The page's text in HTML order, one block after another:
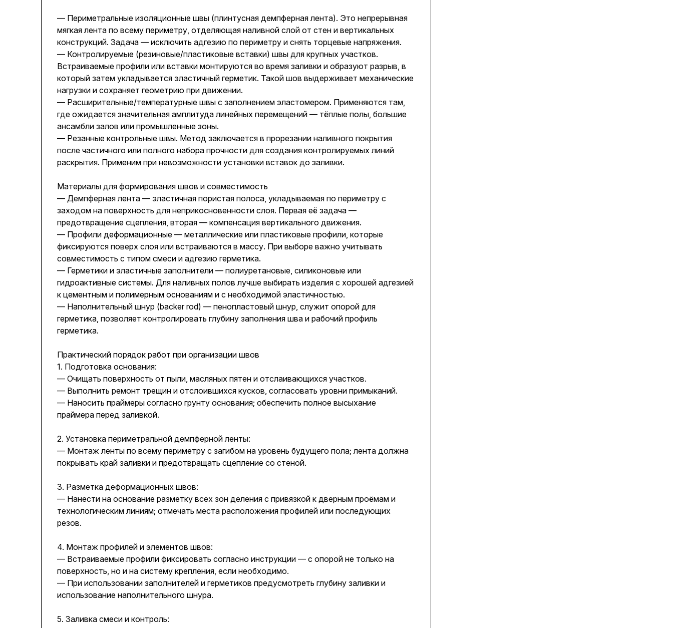
— Периметральные изоляционные швы (плинтусная демпферная лента). Это непрерывная
мягкая лента по всему периметру, отделяющая наливной слой от стен и вертикальных
конструкций. Задача — исключить адгезию по периметру и снять торцевые напряжения.
— Контролируемые (резиновые/пластиковые вставки) швы для крупных участков.
Встраиваемые профили или вставки монтируются во время заливки и образуют разрыв, в
который затем укладывается эластичный герметик. Такой шов выдерживает механические
нагрузки и сохраняет геометрию при движении.
— Расширительные/температурные швы с заполнением эластомером. Применяются там,
где ожидается значительная амплитуда линейных перемещений — тёплые полы, большие
ансамбли залов или промышленные зоны.
— Резанные контрольные швы. Метод заключается в прорезании наливного покрытия
после частичного или полного набора прочности для создания контролируемых линий
раскрытия. Применим при невозможности установки вставок до заливки.
Материалы для формирования швов и совместимость
— Демпферная лента — эластичная пористая полоса, укладываемая по периметру с
заходом на поверхность для неприкосновенности слоя. Первая её задача —
предотвращение сцепления, вторая — компенсация вертикального движения.
— Профили деформационные — металлические или пластиковые профили, которые
фиксируются поверх слоя или встраиваются в массу. При выборе важно учитывать
совместимость с типом смеси и адгезию герметика.
— Герметики и эластичные заполнители — полиуретановые, силиконовые или
гидроактивные системы. Для наливных полов лучше выбирать изделия с хорошей адгезией
к цементным и полимерным основаниям и с необходимой эластичностью.
— Наполнительный шнур (backer rod) — пенопластовый шнур, служит опорой для
герметика, позволяет контролировать глубину заполнения шва и рабочий профиль
герметика.
Практический порядок работ при организации швов
1. Подготовка основания:
— Очищать поверхность от пыли, масляных пятен и отслаивающихся участков.
— Выполнить ремонт трещин и отслоившихся кусков, согласовать уровни примыканий.
— Наносить праймеры согласно грунту основания; обеспечить полное высыхание
праймера перед заливкой.
2. Установка периметральной демпферной ленты:
— Монтаж ленты по всему периметру с загибом на уровень будущего пола; лента должна
покрывать край заливки и предотвращать сцепление со стеной.
3. Разметка деформационных швов:
— Нанести на основание разметку всех зон деления с привязкой к дверным проёмам и
технологическим линиям; отмечать места расположения профилей или последующих
резов.
4. Монтаж профилей и элементов швов:
— Встраиваемые профили фиксировать согласно инструкции — с опорой не только на
поверхность, но и на систему крепления, если необходимо.
— При использовании заполнителей и герметиков предусмотреть глубину заливки и
использование наполнительного шнура.
5. Заливка смеси и контроль: